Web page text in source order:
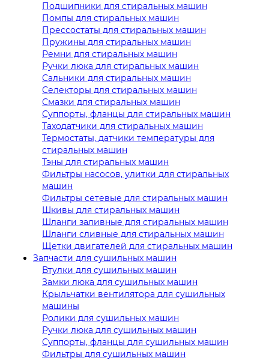
Подшипники для стиральных машин
Помпы для стиральных машин
Прессостаты для стиральных машин
Пружины для стиральных машин
Ремни для стиральных машин
Ручки люка для стиральных машин
Сальники для стиральных машин
Селекторы для стиральных машин
Смазки для стиральных машин
Суппорты, фланцы для стиральных машин
Таходатчики для стиральных машин
Термостаты, датчики температуры для
стиральных машин
Тэны для стиральных машин
Фильтры насосов, улитки для стиральных
машин
Фильтры сетевые для стиральных машин
Шкивы для стиральных машин
Шланги заливные для стиральных машин
Шланги сливные для стиральных машин
Щетки двигателей для стиральных машин
Запчасти для сушильных машин
Втулки для сушильных машин
Замки люка для сушильных машин
Крыльчатки вентилятора для сушильных
машины
Ролики для сушильных машин
Ручки люка для сушильных машин
Суппорты, фланцы для сушильных машин
Фильтры для сушильных машин